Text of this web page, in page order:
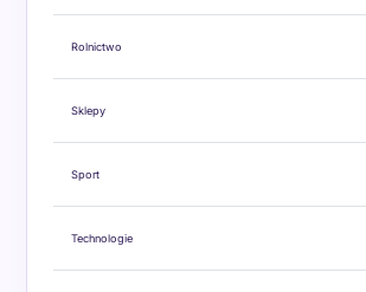
Rolnictwo
Sklepy
Sport
Technologie